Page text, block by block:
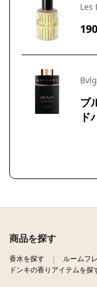
Les
ブ
ド
商品を探す
香水を探す
ルームフ
ドンキの香りアイテムを探